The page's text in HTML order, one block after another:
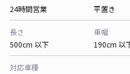
24時間営業
平置き
長さ
500cm 以下
車幅
190cm 以
対応車種